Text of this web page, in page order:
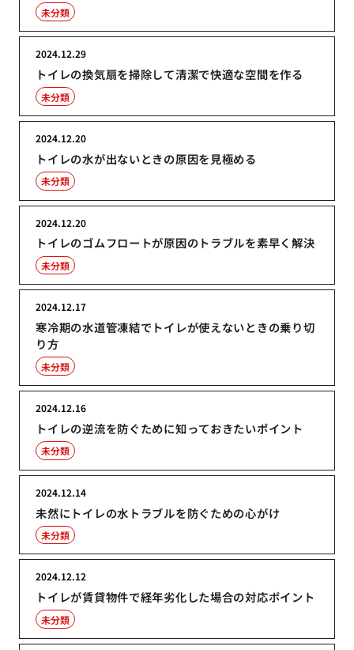
未分類
トイレの換気扇を掃除して清潔で快適な空間を作る
2024.12.29
未分類
トイレの水が出ないときの原因を見極める
2024.12.20
未分類
トイレのゴムフロートが原因のトラブルを素早く解決
2024.12.20
未分類
寒冷期の水道管凍結でトイレが使えないときの乗り切
り方
2024.12.17
未分類
トイレの逆流を防ぐために知っておきたいポイント
2024.12.16
未分類
未然にトイレの水トラブルを防ぐための心がけ
2024.12.14
未分類
トイレが賃貸物件で経年劣化した場合の対応ポイント
2024.12.12
未分類